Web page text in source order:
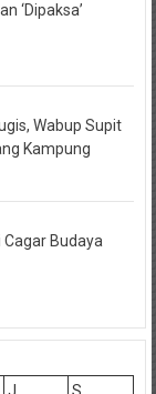
‘Dipaksa’
Wabup Supit
Kampung
Budaya